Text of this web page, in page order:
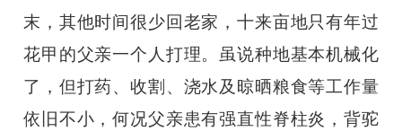
末，其他时间很少回老家，十来亩地只有年过
花甲的父亲一个人打理。虽说种地基本机械化
了，但打药、收割、浇水及晾晒粮食等工作量
依旧不小，何况父亲患有强直性脊柱炎，背驼